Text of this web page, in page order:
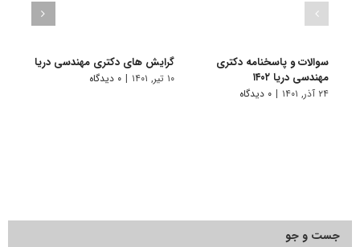
سوالات و پاسخنامه دکتری
مهندسی دریا ۱۴۰۲
۲۴ آذر, ۱۴۰۱ | ۰ دیدگاه
گرایش های دکتری ﻣﻬﻨﺪسی درﻳﺎ
۱۰ تیر, ۱۴۰۱ | ۰ دیدگاه
جست و جو